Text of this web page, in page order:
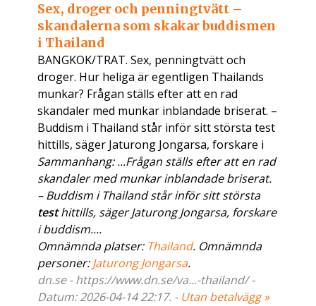
Sex, droger och penningtvätt –
skandalerna som skakar buddismen
i Thailand
BANGKOK/TRAT. Sex, penningtvätt och
droger. Hur heliga är egentligen Thailands
munkar? Frågan ställs efter att en rad
skandaler med munkar inblandade briserat. –
Buddism i Thailand står inför sitt största test
hittills, säger Jaturong Jongarsa, forskare i
Sammanhang: ...Frågan ställs efter att en rad
skandaler med munkar inblandade briserat.
– Buddism i Thailand står inför sitt största
testhittills, säger Jaturong Jongarsa, forskare
i buddism....
Omnämnda platser: Thailand. Omnämnda
personer:Jaturong Jongarsa.
dn.se - https://www.dn.se/va...-thailand/ -
Datum: 2026-04-14 22:17. - Utan betalvägg »